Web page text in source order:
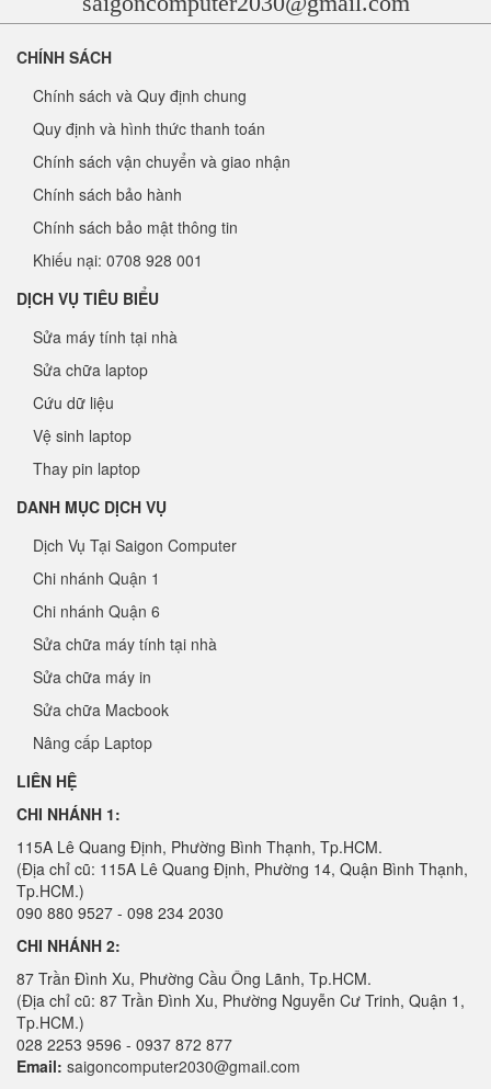
CHÍNH SÁCH
Chính sách và Quy định chung
Quy định và hình thức thanh toán
Chính sách vận chuyển và giao nhận
Chính sách bảo hành
Chính sách bảo mật thông tin
Khiếu nại: 0708 928 001
DỊCH VỤ TIÊU BIỂU
Sửa máy tính tại nhà
Sửa chữa laptop
Cứu dữ liệu
Vệ sinh laptop
Thay pin laptop
DANH MỤC DỊCH VỤ
Dịch Vụ Tại Saigon Computer
Chi nhánh Quận 1
Chi nhánh Quận 6
Sửa chữa máy tính tại nhà
Sửa chữa máy in
Sửa chữa Macbook
Nâng cấp Laptop
LIÊN HỆ
CHI NHÁNH 1:
115A Lê Quang Định, Phường Bình Thạnh, Tp.HCM.
(Địa chỉ cũ: 115A Lê Quang Định, Phường 14, Quận Bình Thạnh,
Tp.HCM.)
090 880 9527 - 098 234 2030
CHI NHÁNH 2:
87 Trần Đình Xu, Phường Cầu Ông Lãnh, Tp.HCM.
(Địa chỉ cũ: 87 Trần Đình Xu, Phường Nguyễn Cư Trinh, Quận 1,
Tp.HCM.)
028 2253 9596 - 0937 872 877
Email: saigoncomputer2030@gmail.com